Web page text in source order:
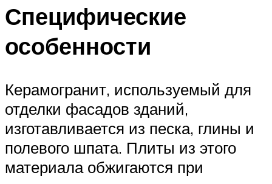
Специфические
особенности
Керамогранит, используемый для
отделки фасадов зданий,
изготавливается из песка, глины и
полевого шпата. Плиты из этого
материала обжигаются при